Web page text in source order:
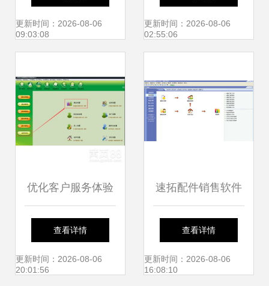
理系统软件功能
更新时间：2026-08-06
09:03:08
浪潮与开发趋势
更新时间：2026-08-06
02:55:06
优化客户服务体验
中顶手机销售软件
中的保修期查询与
查看详情
更新时间：2026-08-06
20:01:56
速拓配件销售软件
经典版 提升行业效
率的智能解决方案
查看详情
更新时间：2026-08-06
16:08:10